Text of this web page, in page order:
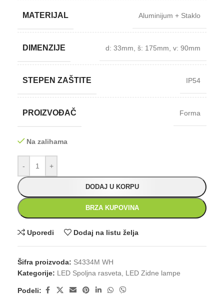
MATERIJAL Aluminijum + Staklo
DIMENZIJE d: 33mm š: 175mm v: 90mm
STEPEN ZAŠTITE IP54
PROIZVOĐAČ Forma
Na zalihama
- +
DODAJ U KORPU
BRZA KUPOVINA
Uporedi Dodaj na listu želja
Šifra proizvoda: S4334M WH
Kategorije: LED Spoljna rasveta LED Zidne lampe
Podeli: